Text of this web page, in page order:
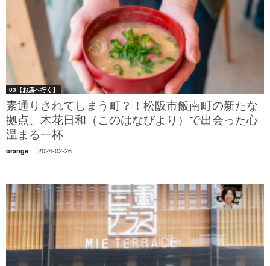
03【お店へ行く】
素通りされてしまう町？！松阪市飯南町の新たな
拠点、木花日和（このはなびより）で出会った心
温まる一杯
orange - 2024-02-26